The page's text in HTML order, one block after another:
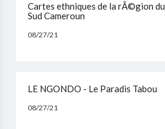
Cartes ethniques de la rÃ©gion du
Sud Cameroun
08/27/21
LE NGONDO - Le Paradis Tabou
08/27/21